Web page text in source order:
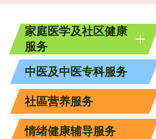
家庭医学及社区健康
服务
中医及中医专科服务
社區营养服务
情绪健康辅导服务